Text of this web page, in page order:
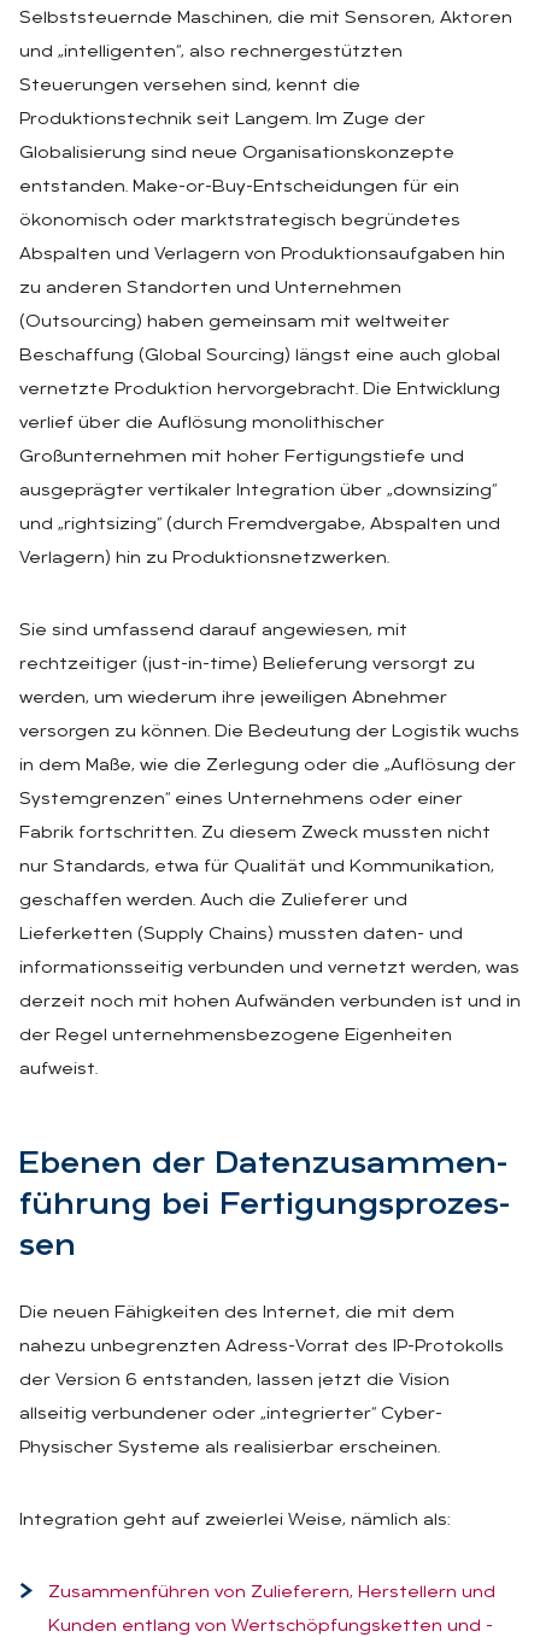
Selbststeuernde Maschinen, die mit Sensoren, Aktoren
und „intelligenten“, also rechnergestützten
Steuerungen versehen sind, kennt die
Produktionstechnik seit Langem. Im Zuge der
Globalisierung sind neue Organisationskonzepte
entstanden. Make-or-Buy-Entscheidungen für ein
ökonomisch oder marktstrategisch begründetes
Abspalten und Verlagern von Produktionsaufgaben hin
zu anderen Standorten und Unternehmen
(Outsourcing) haben gemeinsam mit weltweiter
Beschaffung (Global Sourcing) längst eine auch global
vernetzte Produktion hervorgebracht. Die Entwicklung
verlief über die Auflösung monolithischer
Großunternehmen mit hoher Fertigungstiefe und
ausgeprägter vertikaler Integration über „downsizing“
und „rightsizing“ (durch Fremdvergabe, Abspalten und
Verlagern) hin zu Produktionsnetzwerken.
Sie sind umfassend darauf angewiesen, mit
rechtzeitiger (just-in-time) Belieferung versorgt zu
werden, um wiederum ihre jeweiligen Abnehmer
versorgen zu können. Die Bedeutung der Logistik wuchs
in dem Maße, wie die Zerlegung oder die „Auflösung der
Systemgrenzen“ eines Unternehmens oder einer
Fabrik fortschritten. Zu diesem Zweck mussten nicht
nur Standards, etwa für Qualität und Kommunikation,
geschaffen werden. Auch die Zulieferer und
Lieferketten (Supply Chains) mussten daten- und
informationsseitig verbunden und vernetzt werden, was
derzeit noch mit hohen Aufwänden verbunden ist und in
der Regel unternehmensbezogene Eigenheiten
aufweist.
Ebe­nen der Da­ten­zu­sam­men­
füh­rung bei Fer­ti­gungs­pro­zes­
sen
Die neuen Fähigkeiten des Internet, die mit dem
nahezu unbegrenzten Adress-Vorrat des IP-Protokolls
der Version 6 entstanden, lassen jetzt die Vision
allseitig verbundener oder „integrierter“ Cyber-
Physischer Systeme als realisierbar erscheinen.
Integration geht auf zweierlei Weise, nämlich als:
Zusammenführen von Zulieferern, Herstellern und
Kunden entlang von Wertschöpfungsketten und -